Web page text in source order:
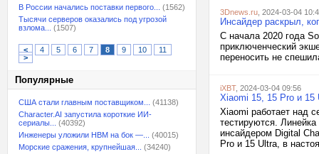
В России начались поставки первого...
(1562)
Тысячи серверов оказались под угрозой
взлома...
(1507)
< 4 5 6 7 8 9 10
11
>
Популярные
США стали главным поставщиком...
(41138)
Character.AI запустила короткие ИИ-
сериалы...
(40392)
Инженеры уложили HBM на бок —...
(40015)
Морские сражения, крупнейшая...
(34240)
3Dnews.ru , 2024-03-04
Инсайдер раскрыл,
С начала 2020 года
приключенческий
переносить не
iXBT, 2024-03-04 09:56
Xiaomi 15, 15 Pro и 15
Xiaomi работает над
тестируются.
инсайдером Digital
Pro и 15 Ultra, в